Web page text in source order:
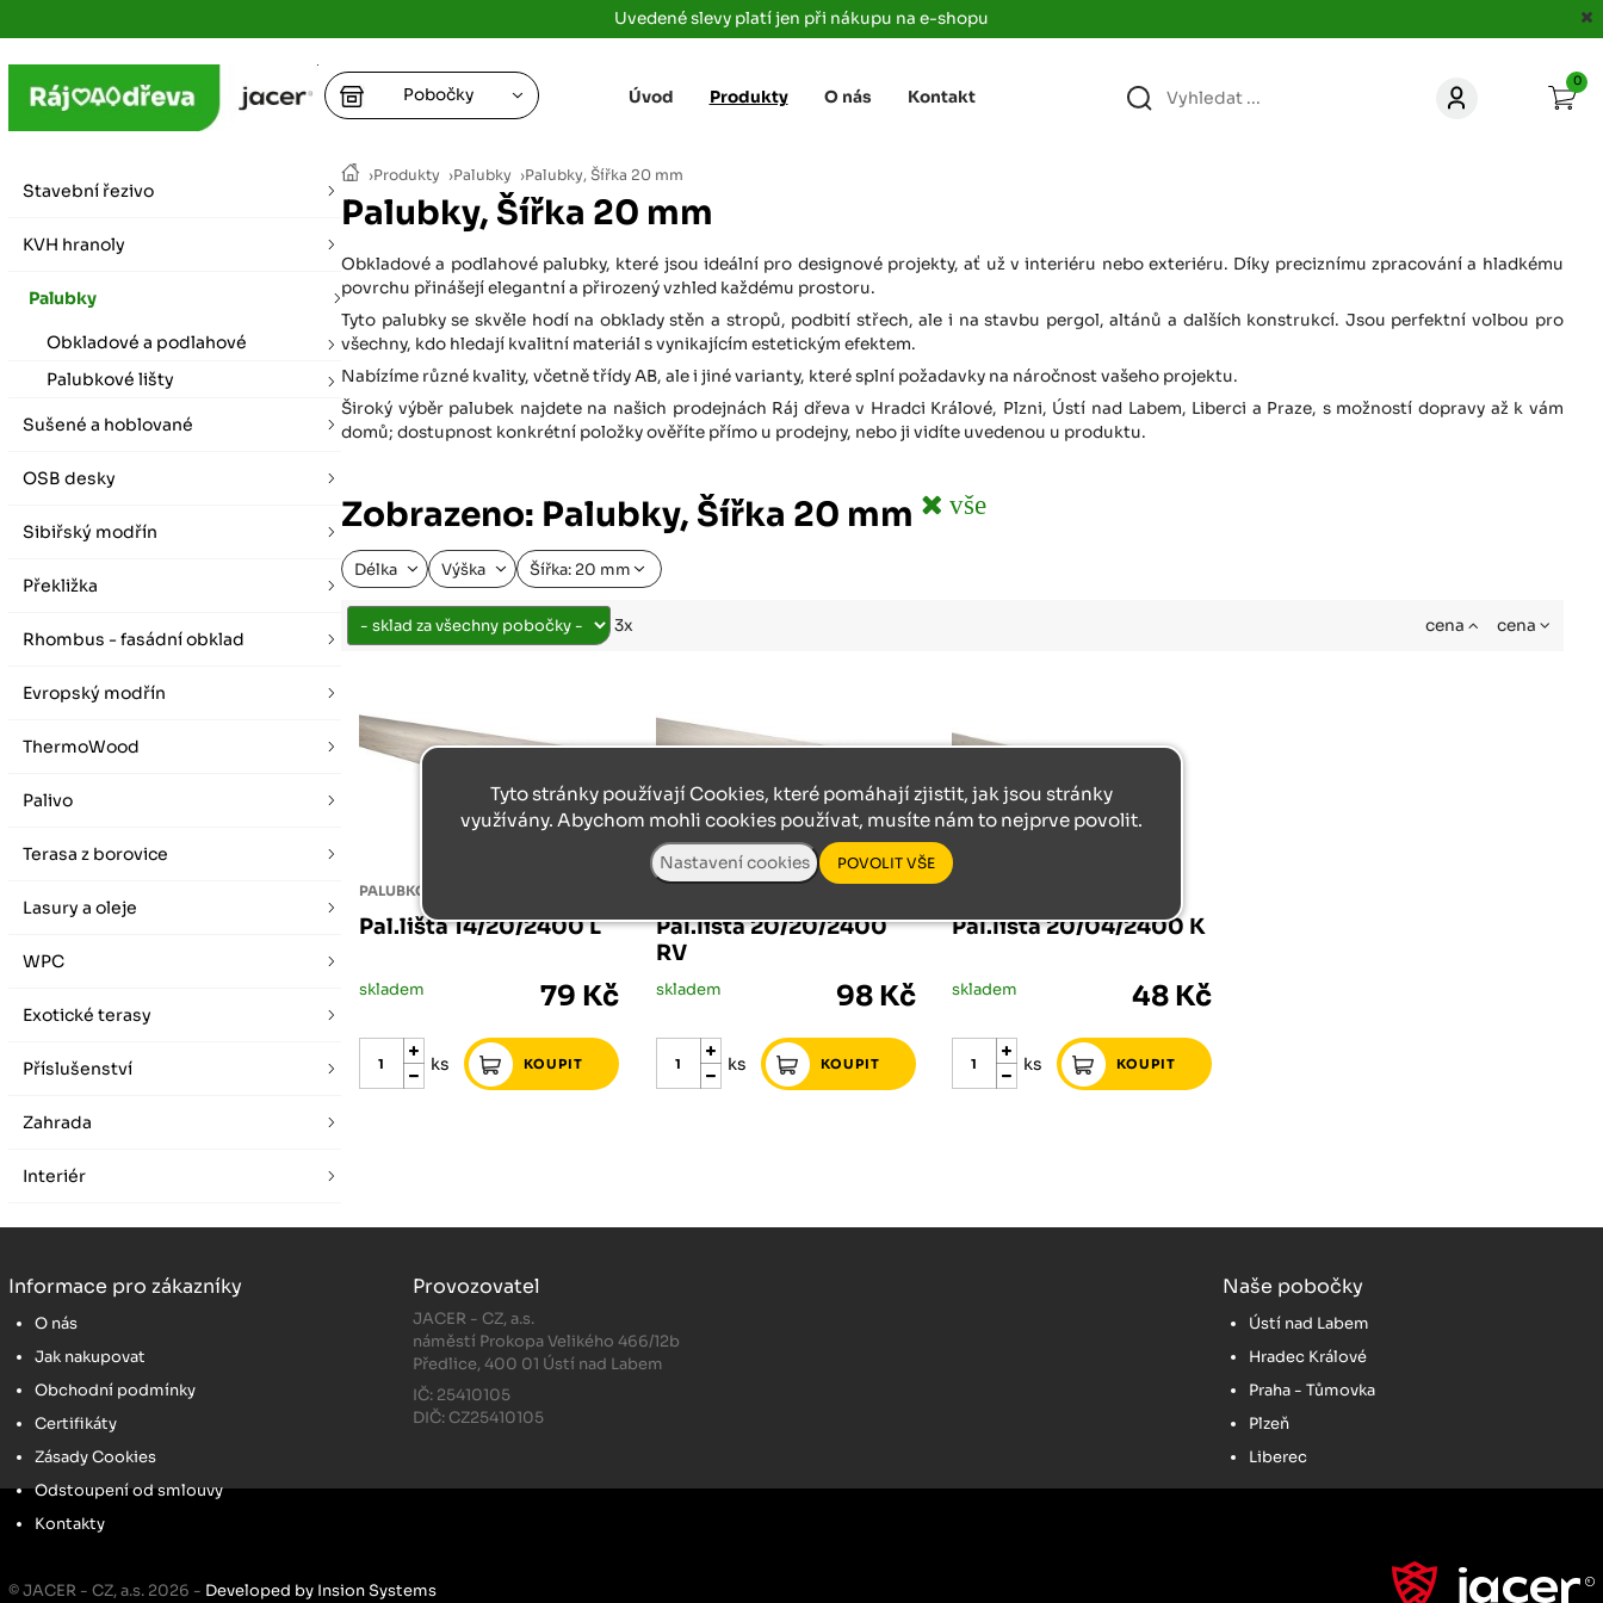
Uvedené slevy platí jen při nákupu na e-shopu
›Produkty ›Palubky ›Palubky, Šířka 20 mm
Palubky, Šířka 20 mm
Obkladové a podlahové palubky, které jsou ideální pro designové projekty, ať už v interiéru nebo exteriéru. Díky preciznímu zpracování a hladkému
povrchu přinášejí elegantní a přirozený vzhled každému prostoru.
Tyto palubky se skvěle hodí na obklady stěn a stropů, podbití střech, ale i na stavbu pergol, altánů a dalších konstrukcí. Jsou perfektní volbou pro
všechny, kdo hledají kvalitní materiál s vynikajícím estetickým efektem.
Nabízíme různé kvality, včetně třídy AB, ale i jiné varianty, které splní požadavky na náročnost vašeho projektu.
Široký výběr palubek najdete na našich prodejnách Ráj dřeva v Hradci Králové, Plzni, Ústí nad Labem, Liberci a Praze, s možností dopravy až k vám
domů; dostupnost konkrétní položky ověříte přímo u prodejny, nebo ji vidíte uvedenou u produktu.
Zobrazeno: Palubky, Šířka 20 mm vše
Délka Výška Šířka: 20 mm
3x cena cena
PALUBKOVÁ LIŠTA
Pal.lišta 14/20/2400 L
skladem 79 Kč
ks
Pal.lišta 20/20/2400
RV
skladem 98 Kč
ks
Pal.lišta 20/04/2400 K
skladem 48 Kč
ks
Stavební řezivo
KVH hranoly
Palubky
Obkladové a podlahové
Palubkové lišty
Sušené a hoblované
OSB desky
Sibiřský modřín
Překližka
Rhombus - fasádní obklad
Evropský modřín
ThermoWood
Palivo
Terasa z borovice
Lasury a oleje
WPC
Exotické terasy
Příslušenství
Zahrada
Interiér
Úvod Produkty O nás Kontakt
0
Pobočky
+
+
Po-Pá 07:00 - 16:00, So 08:00 - 12:00 (ne Liberec)
Po-Pá 08:00 - 16:00, So 08:00 - 12:00 (ne Liberec)
vybírat zde
Ústí nad Labem, 400 01
vybírat zde
Rovná 181
Březhrad, Hradec Králové, 503 32
rajdrevahradec
jacer.cz
Praha
vybírat zde
Tůmovka 110
(Za čerpací stanicí TANK ONO)
+420 734 850 860
Plzeň
Rokycanská 2656/2,
(parkoviště Albert)
+420 603 162 667
rajdrevaplzen
jacer.cz
Liberec
Partyzánská
(na konci ulice u zrcadla)
+420 733 733 060
Informace pro zákazníky
O nás
Jak nakupovat
Obchodní podmínky
Certifikáty
Zásady Cookies
Odstoupení od smlouvy
Kontakty
Provozovatel
JACER - CZ, a.s.
náměstí Prokopa Velikého 466/12b
Předlice, 400 01 Ústí nad Labem
IČ: 25410105
DIČ: CZ25410105
Naše pobočky
Ústí nad Labem
Hradec Králové
Praha - Tůmovka
Plzeň
Liberec
© JACER - CZ, a.s. 2026 - Developed by Insion Systems
Tyto stránky používají Cookies, které pomáhají zjistit, jak jsou stránky
využívány. Abychom mohli cookies používat, musíte nám to nejprve povolit.